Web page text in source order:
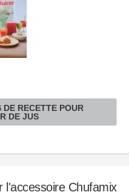
RECETTE POUR
DE JUS
l'accessoire Chufamix